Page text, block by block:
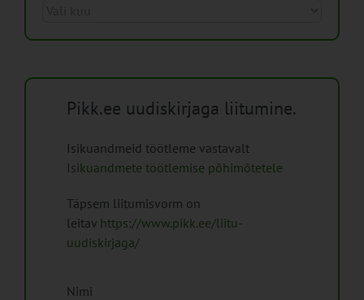
Pikk.ee uudiskirjaga liitumine.
Isikuandmeid töötleme vastavalt
Isikuandmete töötlemise põhimõtetele
Täpsem liitumisvorm on
leitav https://www.pikk.ee/liitu-
uudiskirjaga/
Nimi